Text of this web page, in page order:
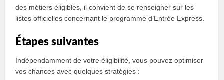
des métiers éligibles, il convient de se renseigner sur les
listes officielles concernant le programme d’Entrée Express.
Étapes suivantes
Indépendamment de votre éligibilité, vous pouvez optimiser
vos chances avec quelques stratégies :